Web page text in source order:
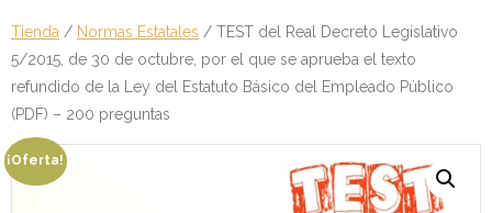
- Qué se entiende por CONSOLIDACIÓN y por
ESTABILIZACIÓN de Empleo
TIENDA Test PDF
CONVOCATORIAS
Tienda / Normas Estatales / TEST del Real Decreto Legislativo
5/2015, de 30 de octubre, por el que se aprueba el texto
refundido de la Ley del Estatuto Básico del Empleado Público
(PDF) – 200 preguntas
¡Oferta!